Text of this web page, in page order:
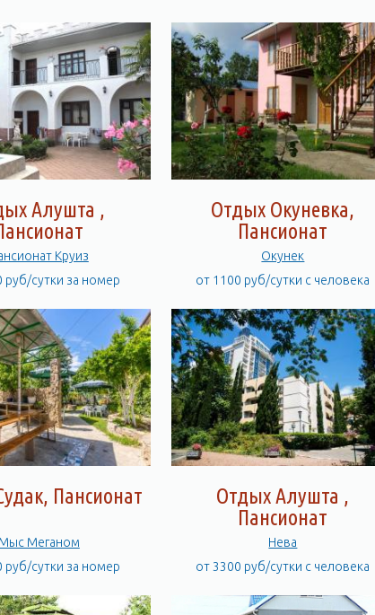
Алушта ,
Круиз
руб/сутки за номер
Отдых Окуневка,
Пансионат
Окунек
от 1100 руб/сутки с человека
Пансионат
Мыс Меганом
руб/сутки за номер
Отдых Алушта ,
Пансионат
Нева
от 3300 руб/сутки с человека